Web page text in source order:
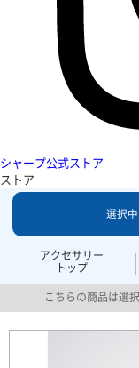
シャープ公式ストア
ストア
アクセサリー
トップ
選択中
こちらの商品は選